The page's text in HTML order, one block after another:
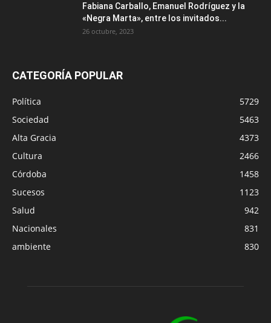
Fabiana Carballo, Emanuel Rodríguez y la
«Negra Marta», entre los invitados...
26 octubre, 2023
CATEGORÍA POPULAR
Política
5729
Sociedad
5463
Alta Gracia
4373
Cultura
2466
Córdoba
1458
Sucesos
1123
Salud
942
Nacionales
831
ambiente
830